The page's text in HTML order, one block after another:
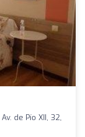
de Pío XII, 32,